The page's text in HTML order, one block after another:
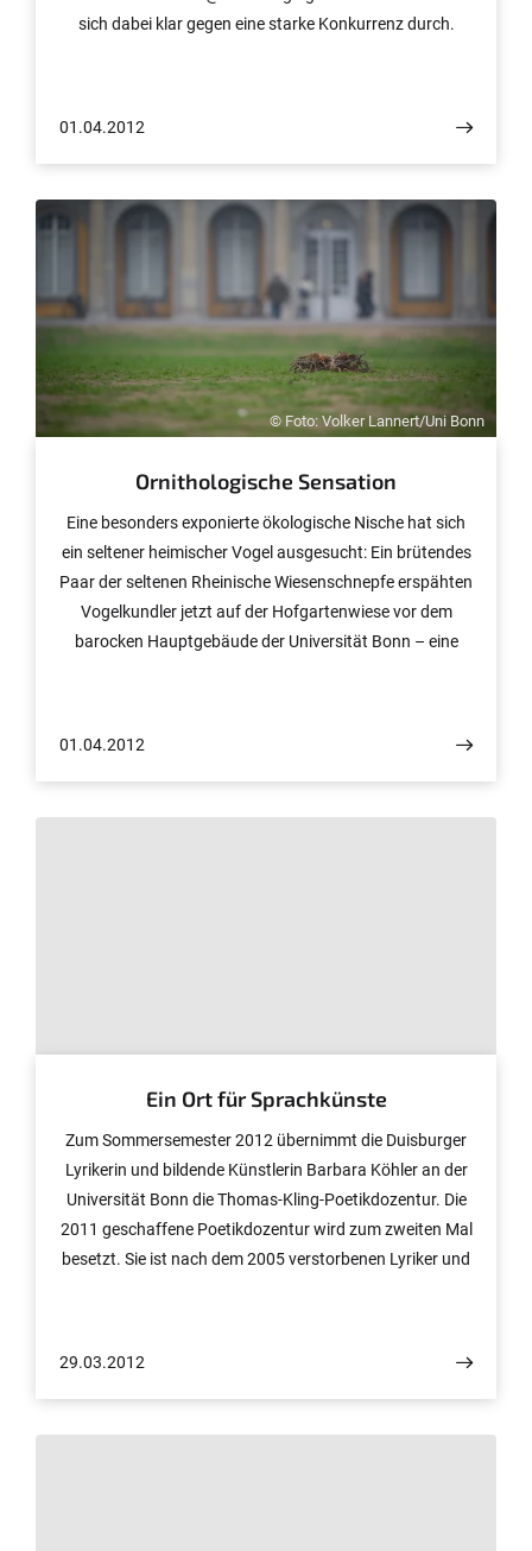
sich dabei klar gegen eine starke Konkurrenz durch.
01.04.2012
© Foto: Volker Lannert/Uni Bonn
Ornithologische Sensation
Eine besonders exponierte ökologische Nische hat sich
ein seltener heimischer Vogel ausgesucht: Ein brütendes
Paar der seltenen Rheinische Wiesenschnepfe erspähten
Vogelkundler jetzt auf der Hofgartenwiese vor dem
barocken Hauptgebäude der Universität Bonn – eine
01.04.2012
Ein Ort für Sprachkünste
Zum Sommersemester 2012 übernimmt die Duisburger
Lyrikerin und bildende Künstlerin Barbara Köhler an der
Universität Bonn die Thomas-Kling-Poetikdozentur. Die
2011 geschaffene Poetikdozentur wird zum zweiten Mal
besetzt. Sie ist nach dem 2005 verstorbenen Lyriker und
Lehrveranstaltungen. Die Auswahl treffen Vertreter der
29.03.2012